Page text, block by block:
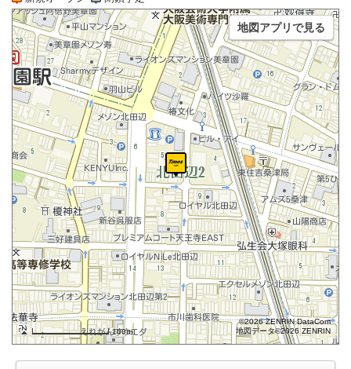
100m
©2026 ZENRIN DataCom
地図データ©2026 ZENRIN
地図アプリで見る